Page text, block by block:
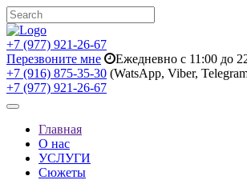
+7 (977) 921-26-67
Перезвоните мне
Ежедневно с 11:00 до
+7 (916) 875-35-30 (WatsApp, Viber,
+7 (977) 921-26-67
Toggle
navigationГлавная
О нас
УСЛУГИ
Сюжеты